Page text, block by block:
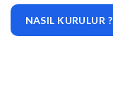
NASIL KURULUR ?